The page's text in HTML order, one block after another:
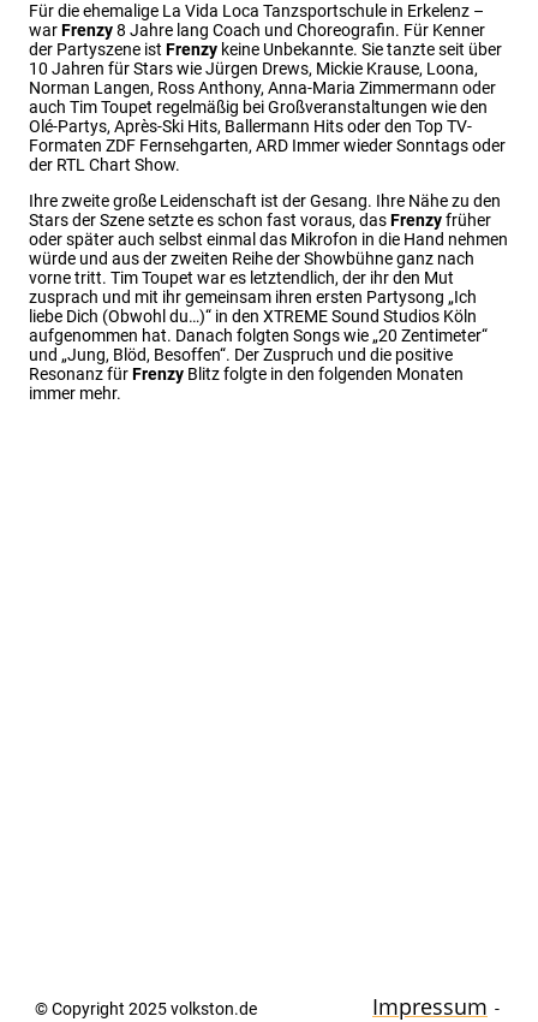
Für die ehemalige La Vida Loca Tanzsportschule in Erkelenz –
warFrenzy8 Jahre lang Coach und Choreografin. Für Kenner
der Partyszene ist Frenzy keine Unbekannte. Sie tanzte seit über
10 Jahren für Stars wie Jürgen Drews, Mickie Krause, Loona,
Norman Langen, Ross Anthony, Anna-Maria Zimmermann oder
auch Tim Toupet regelmäßig bei Großveranstaltungen wie den
Olé-Partys, Après-Ski Hits, Ballermann Hits oder den Top TV-
Formaten ZDF Fernsehgarten, ARD Immer wieder Sonntags oder
der RTL Chart Show.
Ihre zweite große Leidenschaft ist der Gesang. Ihre Nähe zu den
Stars der Szene setzte es schon fast voraus, dasFrenzyfrüher
oder später auch selbst einmal das Mikrofon in die Hand nehmen
würde und aus der zweiten Reihe der Showbühne ganz nach
vorne tritt. Tim Toupet war es letztendlich, der ihr den Mut
zusprach und mit ihr gemeinsam ihren ersten Partysong „Ich
liebe Dich (Obwohl du…)“ in den XTREME Sound Studios Köln
aufgenommen hat. Danach folgten Songs wie „20 Zentimeter“
und „Jung, Blöd, Besoffen“. Der Zuspruch und die positive
Resonanz fürFrenzy Blitz folgte in den folgenden Monaten
immer mehr.
© Copyright 2025 volkston.de Impressum -